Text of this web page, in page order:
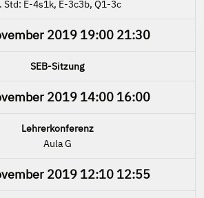
Std: E-4s1k, E-3c3b, Q1-3c
2019 19:00 21:30
SEB-Sitzung
2019 14:00 16:00
Lehrerkonferenz
Aula G
2019 12:10 12:55